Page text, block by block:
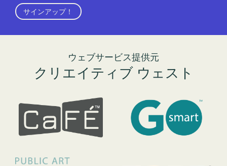
サインアップ！
ウェブサービス提供元
クリエイティブ ウェスト